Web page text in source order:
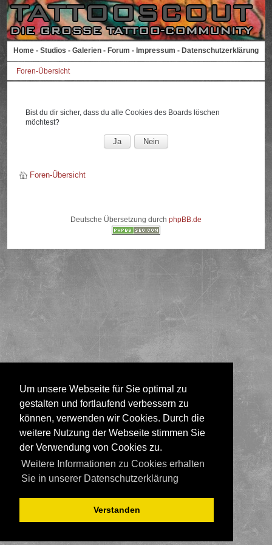
Um unsere Webseite für Sie optimal zu
gestalten und fortlaufend verbessern zu
können, verwenden wir Cookies. Durch die
weitere Nutzung der Webseite stimmen Sie
der Verwendung von Cookies zu.
Weitere Informationen zu Cookies erhalten
Sie in unserer Datenschutzerklärung
Verstanden
Home - Studios - Galerien - Forum - Impressum - Datenschutzerklärung
Foren-Übersicht
Bist du dir sicher, dass du alle Cookies des Boards löschen
möchtest?
Foren-Übersicht
Deutsche Übersetzung durch phpBB.de